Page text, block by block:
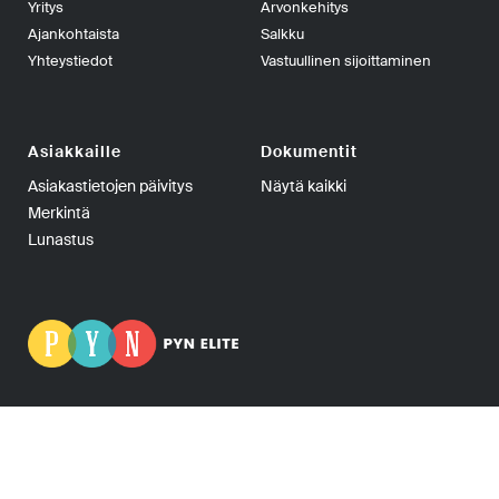
Yritys
Ajankohtaista
Yhteystiedot
Arvonkehitys
Salkku
Vastuullinen sijoittaminen
Asiakkaille
Asiakastietojen päivitys
Merkintä
Lunastus
Dokumentit
Näytä kaikki